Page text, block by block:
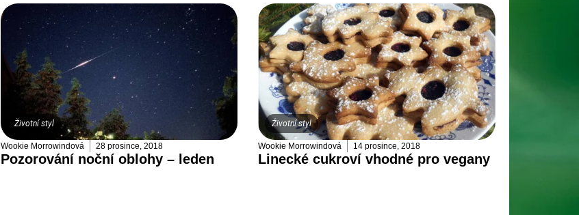
Životní styl
Wookie Morrowindová 28 prosince, 2018
Pozorování noční oblohy – leden
Životní styl
Wookie Morrowindová 14 prosince, 2018
Linecké cukroví vhodné pro vegany